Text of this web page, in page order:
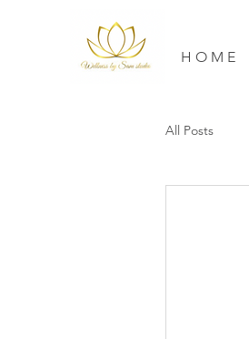
H O M E
All Posts